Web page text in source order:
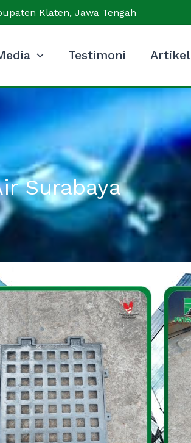
Klaten, Jawa Tengah
Testimoni Artikel
Surabaya